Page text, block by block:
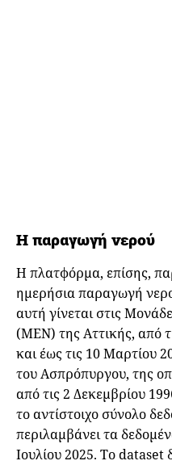
Η παραγωγή νερού
Η πλατφόρμα, επίσης,
ημερήσια παραγωγή
αυτή γίνεται στις
(ΜΕΝ) της Αττικής, από
και έως τις 10 Μαρτίου
του Ασπρόπυργου, της
από τις 2 Δεκεμβρίου
το αντίστοιχο σύνολο
περιλαμβάνει τα
Ιουλίου 2025. Το dataset